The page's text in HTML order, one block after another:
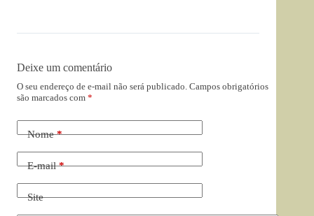
Deixe um comentário
O seu endereço de e-mail não será publicado. Campos obrigatórios
são marcados com *
Nome*
E-mail*
Site